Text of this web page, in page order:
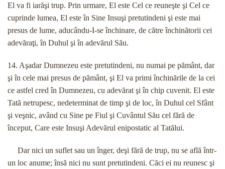
El va fi iarăşi trup. Prin urmare, El este Cel ce reuneşte şi Cel ce
cuprinde lumea, El este în Sine Insuşi pretutindeni şi este mai
presus de lume, aducându-I-se închinare, de către închinătorii cei
adevăraţi, în Duhul şi în adevărul Său.
14. Aşadar Dumnezeu este pretutindeni, nu numai pe pământ, dar
şi în cele mai presus de pământ, şi El va primi închinările de la cei
ce astfel cred în Dumnezeu, cu adevărat şi în chip cuvenit. El este
Tată netrupesc, nedeterminat de timp şi de loc, în Duhul cel Sfânt
şi veşnic, având cu Sine pe Fiul şi Cuvântul Său cel fără de
început, Care este Insuşi Adevărul enipostatic al Tatălui.
Dar nici un suflet sau un înger, deşi fără de trup, nu se află într-
un loc anume; însă nici nu sunt pretutindeni. Căci ei nu reunesc şi